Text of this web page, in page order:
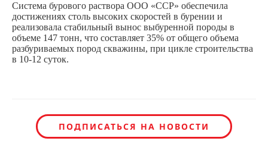
Система бурового раствора ООО «ССР» обеспечила
достижениях столь высоких скоростей в бурении и
реализовала стабильный вынос выбуренной породы в
объеме 147 тонн, что составляет 35% от общего объема
разбуриваемых пород скважины, при цикле строительства
в 10-12 суток.
ПОДПИСАТЬСЯ НА НОВОСТИ